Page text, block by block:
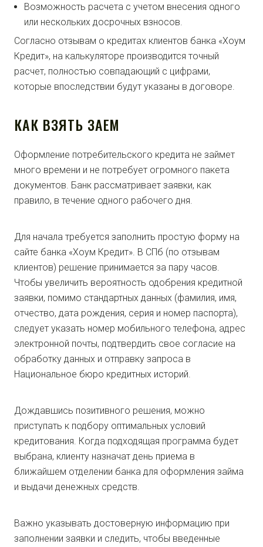
Возможность расчета с учетом внесения одного
или нескольких досрочных взносов.
Согласно отзывам о кредитах клиентов банка «Хоум
Кредит», на калькуляторе производится точный
расчет, полностью совпадающий с цифрами,
которые впоследствии будут указаны в договоре.
КАК ВЗЯТЬ ЗАЕМ
Оформление потребительского кредита не займет
много времени и не потребует огромного пакета
документов. Банк рассматривает заявки, как
правило, в течение одного рабочего дня.
Для начала требуется заполнить простую форму на
сайте банка «Хоум Кредит». В СПб (по отзывам
клиентов) решение принимается за пару часов.
Чтобы увеличить вероятность одобрения кредитной
заявки, помимо стандартных данных (фамилия, имя,
отчество, дата рождения, серия и номер паспорта),
следует указать номер мобильного телефона, адрес
электронной почты, подтвердить свое согласие на
обработку данных и отправку запроса в
Национальное бюро кредитных историй.
Дождавшись позитивного решения, можно
приступать к подбору оптимальных условий
кредитования. Когда подходящая программа будет
выбрана, клиенту назначат день приема в
ближайшем отделении банка для оформления займа
и выдачи денежных средств.
Важно указывать достоверную информацию при
заполнении заявки и следить, чтобы введенные